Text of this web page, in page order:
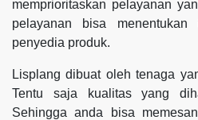
memprioritaskan pelayanan
pelayanan bisa menentukan
penyedia produk.
Lisplang dibuat oleh tenaga
Tentu saja kualitas yang
Sehingga anda bisa